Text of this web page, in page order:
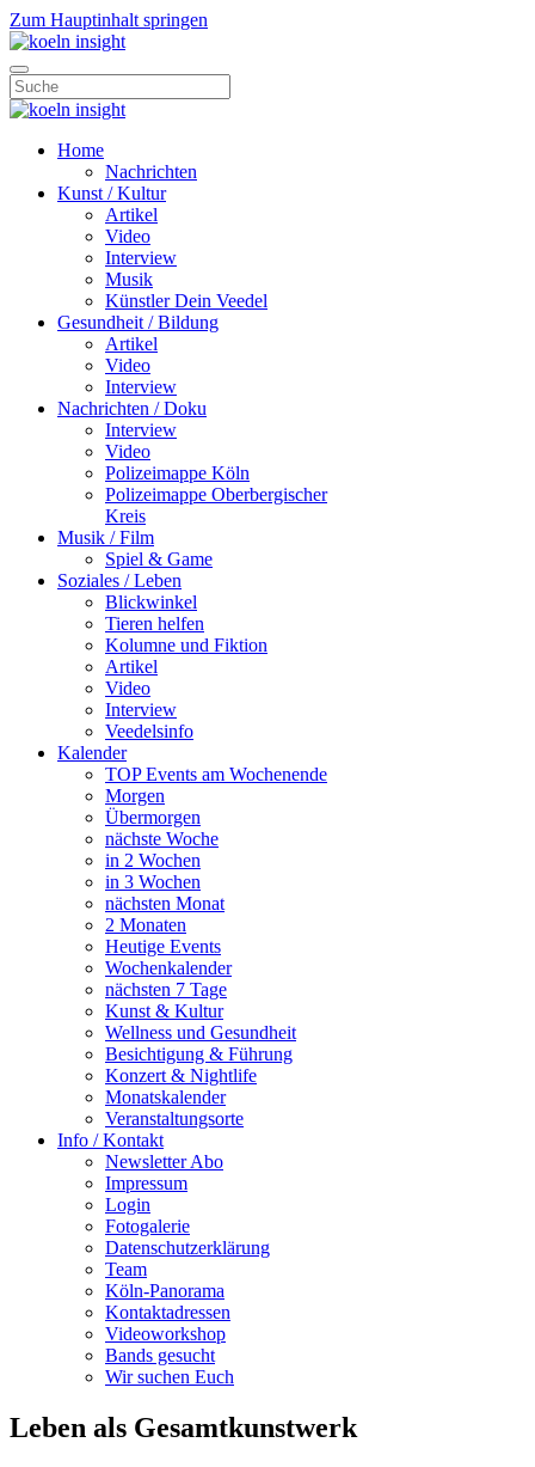
Zum Hauptinhalt springen
Home
Nachrichten
Kunst / Kultur
Artikel
Video
Interview
Musik
Künstler Dein Veedel
Gesundheit / Bildung
Artikel
Video
Interview
Nachrichten / Doku
Interview
Video
Polizeimappe Köln
Polizeimappe Oberbergischer
Kreis
Musik / Film
Spiel & Game
Soziales / Leben
Blickwinkel
Tieren helfen
Kolumne und Fiktion
Artikel
Video
Interview
Veedelsinfo
Kalender
TOP Events am Wochenende
Morgen
Übermorgen
nächste Woche
in 2 Wochen
in 3 Wochen
nächsten Monat
2 Monaten
Heutige Events
Wochenkalender
nächsten 7 Tage
Kunst & Kultur
Wellness und Gesundheit
Besichtigung & Führung
Konzert & Nightlife
Monatskalender
Veranstaltungsorte
Info / Kontakt
Newsletter Abo
Impressum
Login
Fotogalerie
Datenschutzerklärung
Team
Köln-Panorama
Kontaktadressen
Videoworkshop
Bands gesucht
Wir suchen Euch
Leben als Gesamtkunstwerk